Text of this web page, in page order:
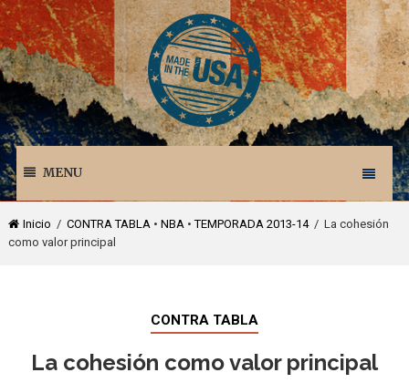
MENU
Inicio / CONTRA TABLA• NBA•TEMPORADA 2013-14/ La cohesión
como valor principal
CONTRA TABLA
La cohesión como valor principal